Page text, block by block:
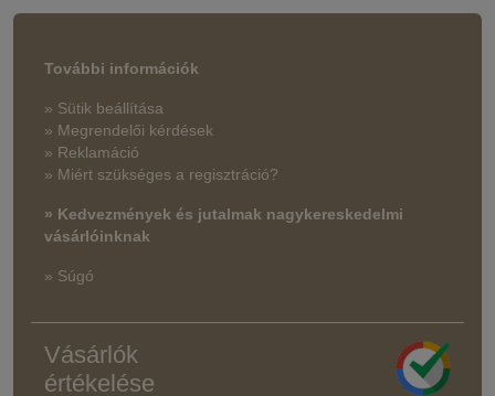
További információk
» Sütik beállítása
» Megrendelői kérdések
» Reklamáció
» Miért szükséges a regisztráció?
» Kedvezmények és jutalmak nagykereskedelmi
vásárlóinknak
» Súgó
Vásárlók
értékelése